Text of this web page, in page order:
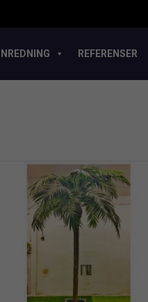
INREDNING REFERENSER